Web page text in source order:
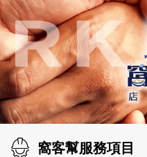
窩客幫服務項目